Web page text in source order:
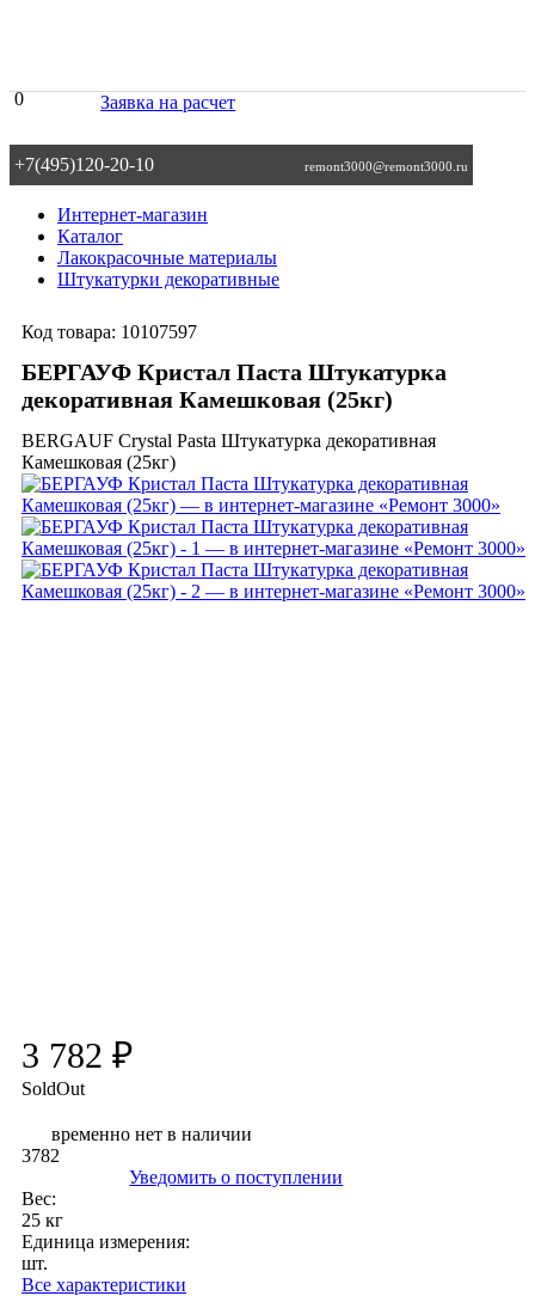
Заявка на расчет
0
+7(495)120-20-10 remont3000@remont3000.ru
Интернет-магазин
Каталог
Лакокрасочные материалы
Штукатурки декоративные
Код товара: 10107597
БЕРГАУФ Кристал Паста Штукатурка
декоративная Камешковая (25кг)
BERGAUF Crystal Pasta Штукатурка декоративная
Камешковая (25кг)
3 782 ₽
SoldOut
временно нет в наличии
3782
Уведомить о поступлении
Вес:
25 кг
Единица измерения:
шт.
Все характеристики